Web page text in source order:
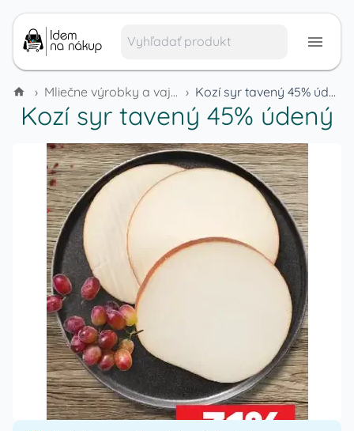
› Mliečne výrobky a vajcia › Kozí syr tavený 45% údený
Kozí syr tavený 45% údený